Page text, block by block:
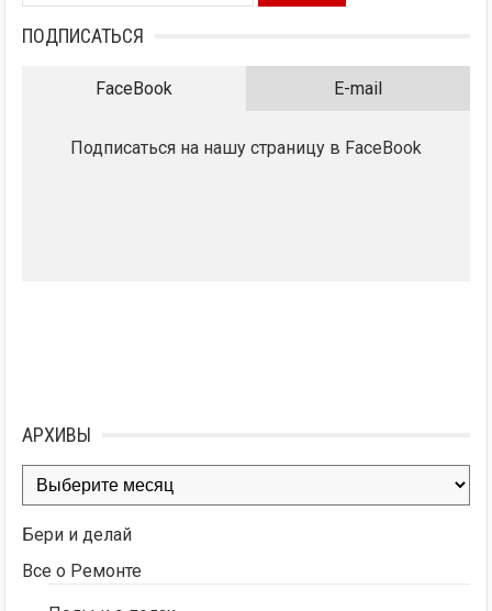
ПОДПИСАТЬСЯ
FaceBook E-mail
Подписаться на нашу страницу в FaceBook
АРХИВЫ
Архивы
Бери и делай
Все о Ремонте